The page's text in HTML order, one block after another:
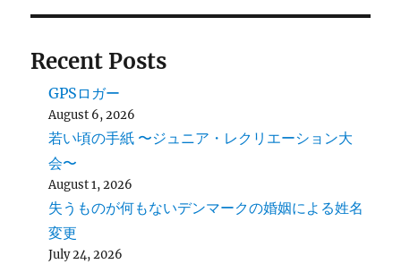
Recent Posts
GPSロガー
August 6, 2026
若い頃の手紙 〜ジュニア・レクリエーション大
会〜
August 1, 2026
失うものが何もないデンマークの婚姻による姓名
変更
July 24, 2026